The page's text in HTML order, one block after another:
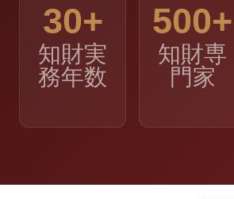
30+
知財実
務年数
500+
知財専
門家